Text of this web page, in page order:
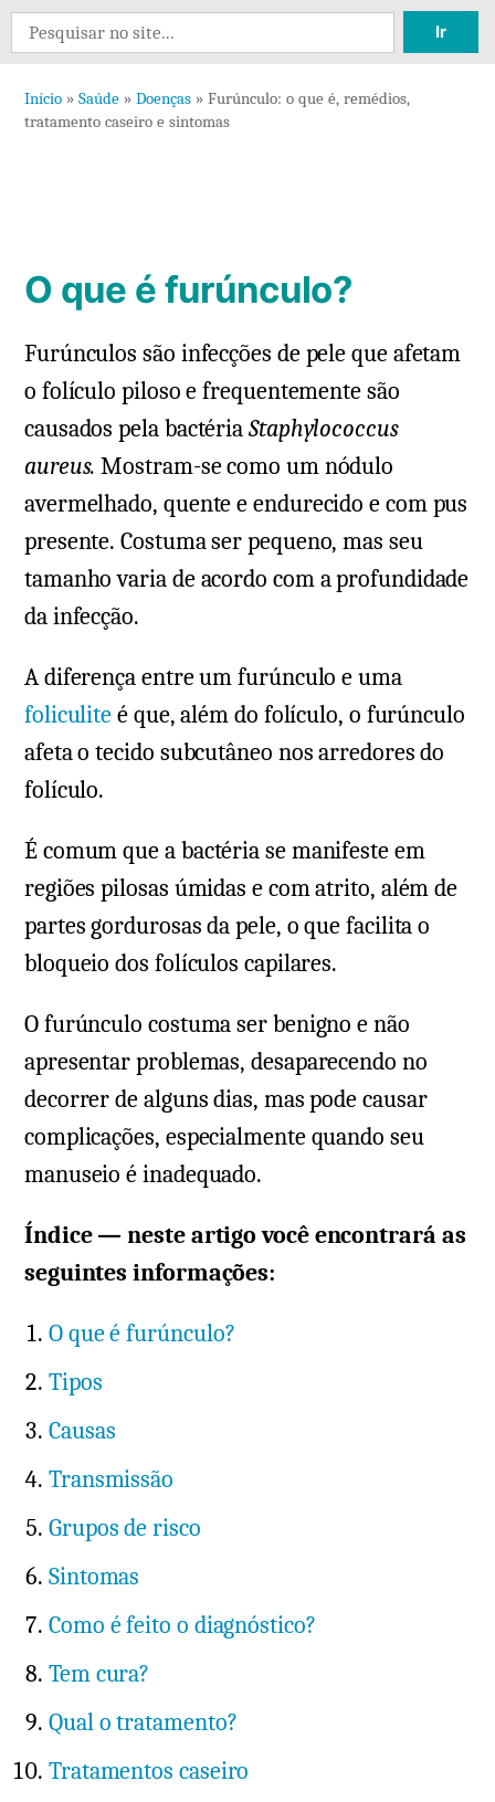
13
Furúnculo:
caseiro
sintomas
Search
for:
Início » Saúde » Doenças » Furúnculo: o que é, remédios,
tratamento caseiro e sintomas
O que é furúnculo?
Furúnculos são infecções de pele que afetam
o folículo piloso e frequentemente são
causados pela bactériaStaphylococcus
aureus. Mostram-se como um nódulo
avermelhado, quente e endurecido e com pus
presente. Costuma ser pequeno, mas seu
tamanho varia de acordo com a profundidade
da infecção.
A diferença entre um furúnculo e uma
foliculiteé que, além do folículo, o furúnculo
afeta o tecido subcutâneo nos arredores do
folículo.
É comum que a bactéria se manifeste em
regiões pilosas úmidas e com atrito, além de
partes gordurosas da pele, o que facilita o
bloqueio dos folículos capilares.
O furúnculo costuma ser benigno e não
apresentar problemas, desaparecendo no
decorrer de alguns dias, mas pode causar
complicações, especialmente quando seu
manuseio é inadequado.
Índice — neste artigo você encontrará as
seguintes informações:
O que é furúnculo?
Tipos
Causas
Transmissão
Grupos de risco
Sintomas
Como é feito o diagnóstico?
Tem cura?
Qual o tratamento?
Tratamentos caseiro